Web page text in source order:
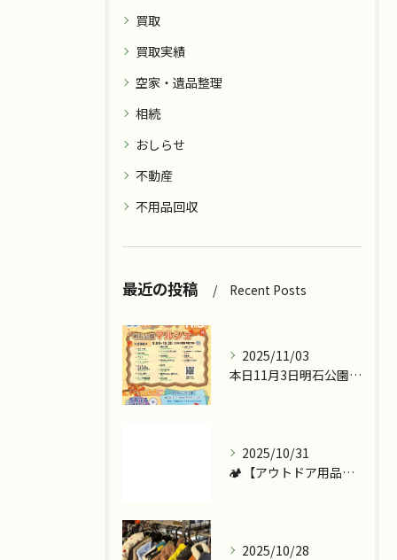
買取
買取実績
空家・遺品整理
相続
おしらせ
不動産
不用品回収
最近の投稿 Recent Posts
2025/11/03
本日11月3日明石公園で『ツカッテチョ』&『モッテコリン』で...
2025/10/31
🏕️【アウトドア用品、今こそ見直しませんか？】
2025/10/28